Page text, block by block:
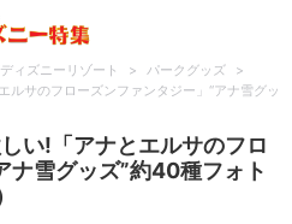
ィズニーリゾート > パークグッズ
>
ルサのフローズンファンタジー」“アナ雪グッ
い!「アナとエルサのフロ
ナ雪グッズ”約40種フォト